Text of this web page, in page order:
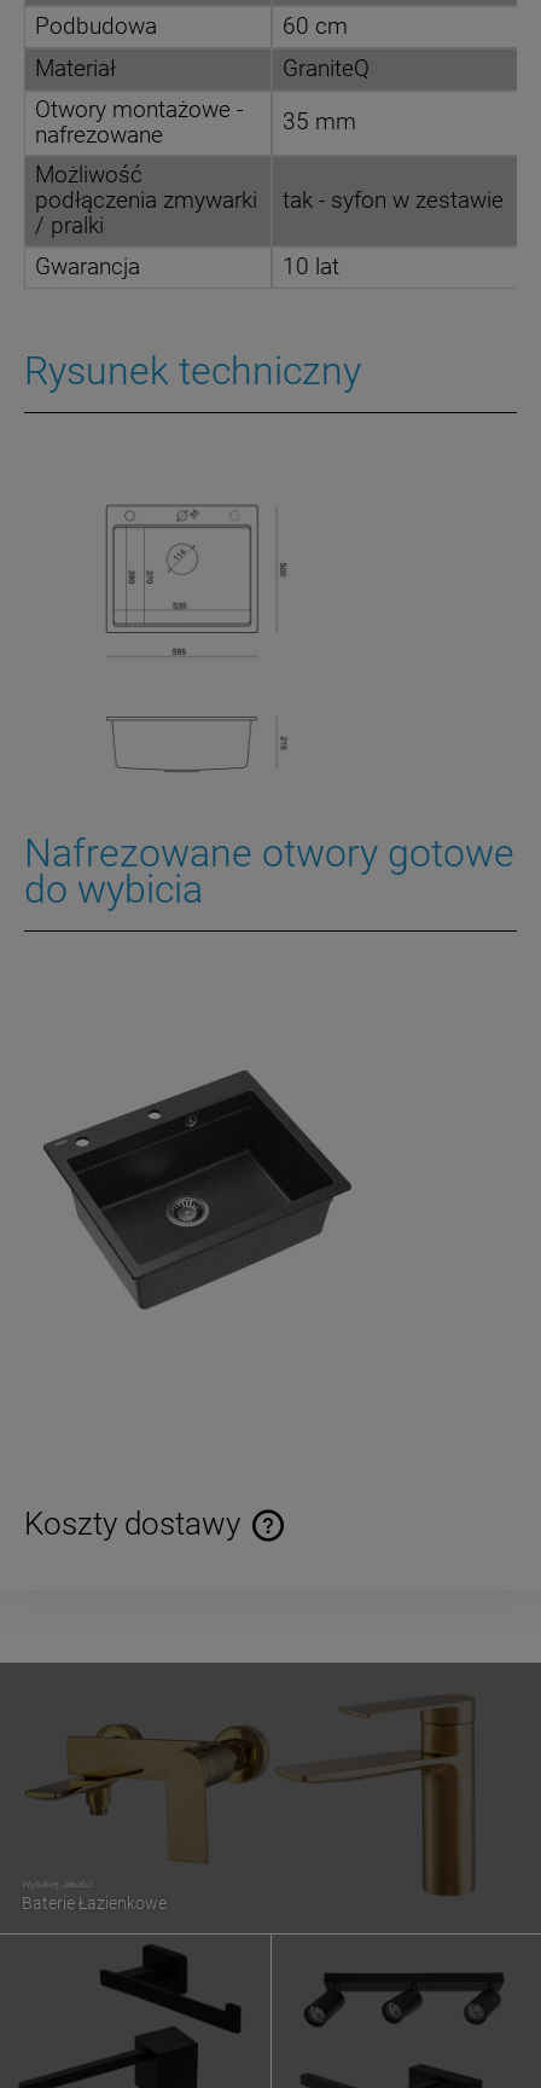
Podbudowa
60 cm
Materiał
GraniteQ
Otwory montażowe -
nafrezowane
35 mm
Możliwość
podłączenia zmywarki
/ pralki
tak - syfon w zestawie
Gwarancja 10 lat
Rysunek techniczny
Nafrezowane otwory gotowe
do wybicia
Koszty dostawy
Cena nie zawiera ewentualnych kosztów płatności
Wysokiej Jakości
Baterie Łazienkowe